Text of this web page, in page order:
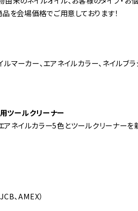
会場価格でご用意しております！
ルマーカー、エアネイルカラー、ネイルブラ
ツールクリーナー
アネイルカラー5色とツールクリーナーを
、AMEX）